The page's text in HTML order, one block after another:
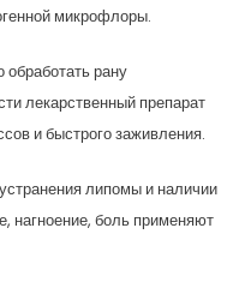
микрофлоры.
рану
лекарственный препарат
и быстрого заживления.
липомы и наличии
нагноение, боль применяют